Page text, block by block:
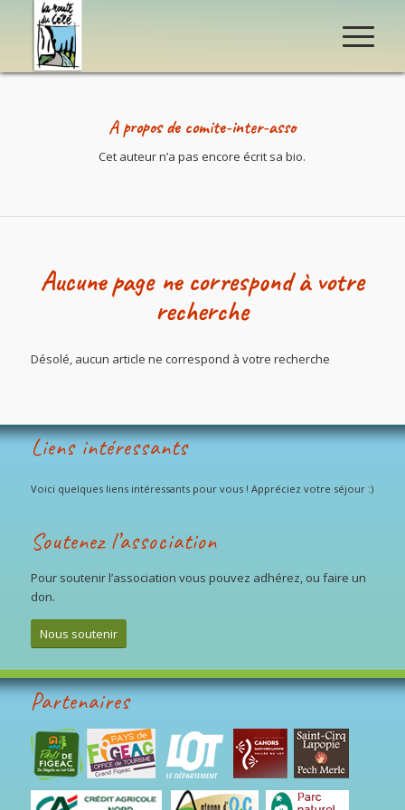
A propos de comite-inter-asso
Cet auteur n’a pas encore écrit sa bio.
Aucune page ne correspond à votre
recherche
Désolé, aucun article ne correspond à votre recherche
Liens intéressants
Voici quelques liens intéressants pour vous ! Appréciez votre séjour :)
Soutenez l’association
Pour soutenir l’association vous pouvez adhérez, ou faire un
don.
Nous soutenir
Partenaires